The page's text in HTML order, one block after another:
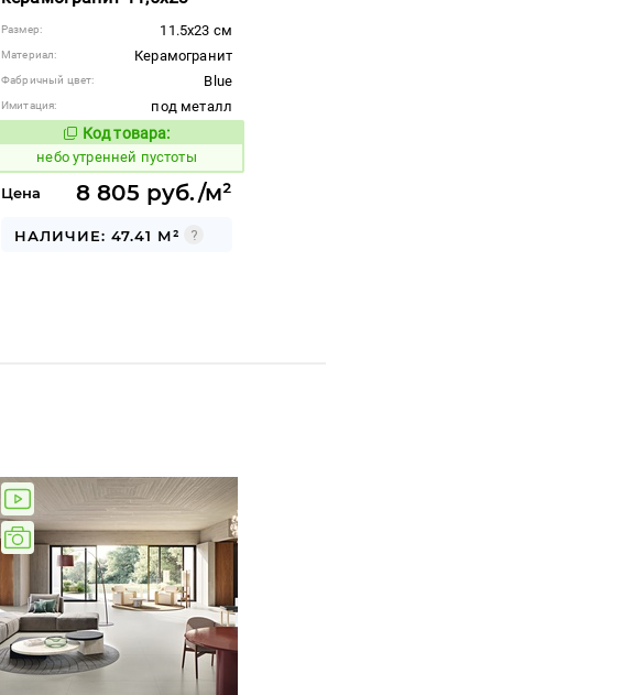
Размер: 11.5x23 см
Материал: Керамогранит
Фабричный цвет: Blue
Имитация:
под металл
Код товара:
1123074 Код товара:
небо утренней пустоты
Цена 8 805 руб./м²
НАЛИЧИЕ: 47.41 М²